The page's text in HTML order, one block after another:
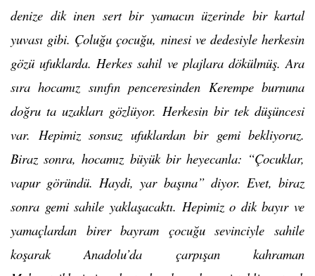
denize dik inen sert bir yamacın üzerinde bir kartal
yuvası gibi. Çoluğu çocuğu, ninesi ve dedesiyle herkesin
gözü ufuklarda. Herkes sahil ve plajlara dökülmüş. Ara
sıra hocamız sınıfın penceresinden Kerempe burnuna
doğru ta uzakları gözlüyor. Herkesin bir tek düşüncesi
var. Hepimiz sonsuz ufuklardan bir gemi bekliyoruz.
Biraz sonra, hocamız büyük bir heyecanla: “Çocuklar,
vapur göründü. Haydi, yar başına” diyor. Evet, biraz
sonra gemi sahile yaklaşacaktı. Hepimiz o dik bayır ve
yamaçlardan birer bayram çocuğu sevinciyle sahile
koşarak Anadolu’da çarpışan kahraman